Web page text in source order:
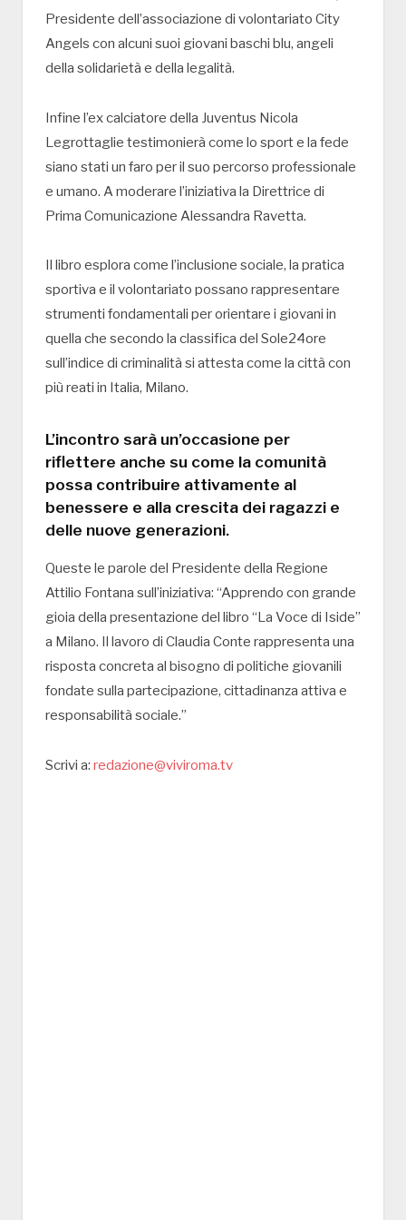
Presidente dell’associazione di volontariato City
Angels con alcuni suoi giovani baschi blu, angeli
della solidarietà e della legalità.
Infine l’ex calciatore della Juventus Nicola
Legrottaglie testimonierà come lo sport e la fede
siano stati un faro per il suo percorso professionale
e umano. A moderare l’iniziativa la Direttrice di
Prima Comunicazione Alessandra Ravetta.
Il libro esplora come l’inclusione sociale, la pratica
sportiva e il volontariato possano rappresentare
strumenti fondamentali per orientare i giovani in
quella che secondo la classifica del Sole24ore
sull’indice di criminalità si attesta come la città con
più reati in Italia, Milano.
L’incontro sarà un’occasione per
riflettere anche su come la comunità
possa contribuire attivamente al
benessere e alla crescita dei ragazzi e
delle nuove generazioni.
Queste le parole del Presidente della Regione
Attilio Fontana sull’iniziativa: “Apprendo con grande
gioia della presentazione del libro “La Voce di Iside”
a Milano. Il lavoro di Claudia Conte rappresenta una
risposta concreta al bisogno di politiche giovanili
fondate sulla partecipazione, cittadinanza attiva e
responsabilità sociale.”
Scrivi a: redazione@viviroma.tv